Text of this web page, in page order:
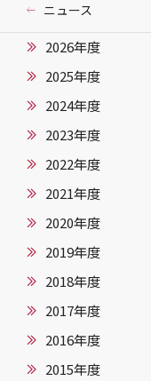
ニュース
2026年度
2025年度
2024年度
2023年度
2022年度
2021年度
2020年度
2019年度
2018年度
2017年度
2016年度
2015年度